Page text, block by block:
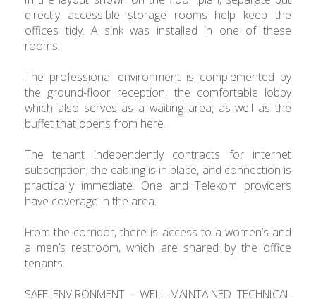
directly accessible storage rooms help keep the
offices tidy. A sink was installed in one of these
rooms.
The professional environment is complemented by
the ground-floor reception, the comfortable lobby
which also serves as a waiting area, as well as the
buffet that opens from here.
The tenant independently contracts for internet
subscription; the cabling is in place, and connection is
practically immediate. One and Telekom providers
have coverage in the area.
From the corridor, there is access to a women’s and
a men’s restroom, which are shared by the office
tenants.
SAFE ENVIRONMENT – WELL-MAINTAINED TECHNICAL